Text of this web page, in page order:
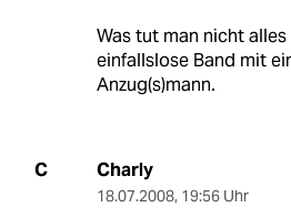
Was tut man nicht
einfallslose Band mit
Anzug(s)mann.
C Charly
18.07.2008, 19:56 Uhr